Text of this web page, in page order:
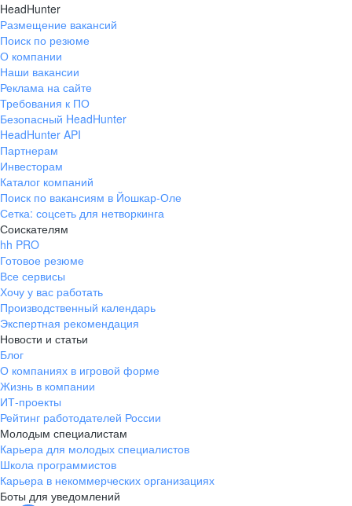
HeadHunter
Размещение вакансий
Поиск по резюме
О компании
Наши вакансии
Реклама на сайте
Требования к ПО
Безопасный HeadHunter
HeadHunter API
Партнерам
Инвесторам
Каталог компаний
Поиск по вакансиям в Йошкар-Оле
Сетка: соцсеть для нетворкинга
Соискателям
hh PRO
Готовое резюме
Все сервисы
Хочу у вас работать
Производственный календарь
Экспертная рекомендация
Новости и статьи
Блог
О компаниях в игровой форме
Жизнь в компании
ИТ-проекты
Рейтинг работодателей России
Молодым специалистам
Карьера для молодых специалистов
Школа программистов
Карьера в некоммерческих организациях
Боты для уведомлений